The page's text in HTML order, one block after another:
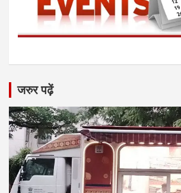
जरुर पढ़ें